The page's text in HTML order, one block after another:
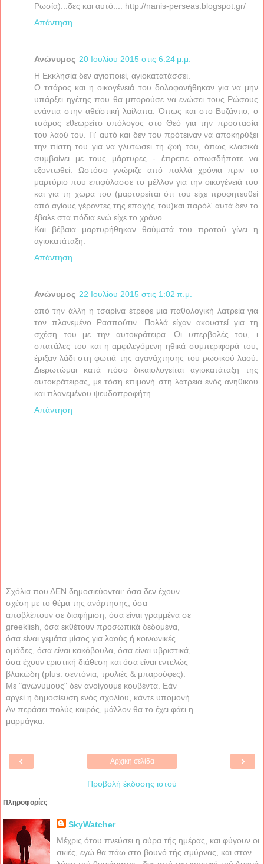
Ρωσία)...δες και αυτό.... http://nanis-perseas.blogspot.gr/
Απάντηση
Ανώνυμος 20 Ιουλίου 2015 στις 6:24 μ.μ.
Η Εκκλησία δεν αγιοποιεί, αγιοκατατάσσει.
Ο τσάρος και η οικογένειά του δολοφονήθηκαν για να μην
υπάρξει ηγέτης που θα μπορούσε να ενώσει τους Ρώσους
ενάντια στην αθεϊστική λαίλαπα. Όπως και στο Βυζάντιο, ο
τσάρος εθεωρείτο υπόλογος στο Θεό για την προστασία
του λαού του. Γι' αυτό και δεν του πρότειναν να αποκηρύξει
την πίστη του για να γλυτώσει τη ζωή του, όπως κλασικά
συμβαίνει με τους μάρτυρες - έπρεπε οπωσδήποτε να
εξοντωθεί. Ωστόσο γνώριζε από πολλά χρόνια πριν το
μαρτύριο που επιφύλασσε το μέλλον για την οικογένειά του
και για τη χώρα του (μαρτυρείται ότι του είχε προφητευθεί
από αγίους γέροντες της εποχής του)και παρόλ' αυτά δεν το
έβαλε στα πόδια ενώ είχε το χρόνο.
Και βέβαια μαρτυρήθηκαν θαύματά του προτού γίνει η
αγιοκατάταξη.
Απάντηση
Ανώνυμος 22 Ιουλίου 2015 στις 1:02 π.μ.
από την άλλη η τσαρίνα έτρεφε μια παθολογική λατρεία για
τον πλανεμένο Ρασπούτιν. Πολλά είχαν ακουστεί για τη
σχέση του με την αυτοκράτειρα. Οι υπερβολές του, ι
σπατάλες του και η αμφιλεγόμενη ηθικά συμπεριφορά του,
έριξαν λάδι στη φωτιά της αγανάχτησης του ρωσικού λαού.
Διερωτώμαι κατά πόσο δικαιολογείται αγιοκατάταξη της
αυτοκράτειρας, με τόση επιμονή στη λατρεια ενός ανηθικου
και πλανεμένου ψευδοπροφήτη.
Απάντηση
Σχόλια που ΔΕΝ δημοσιεύονται: όσα δεν έχουν
σχέση με το θέμα της ανάρτησης, όσα
αποβλέπουν σε διαφήμιση, όσα είναι γραμμένα σε
greeklish, όσα εκθέτουν προσωπικά δεδομένα,
όσα είναι γεμάτα μίσος για λαούς ή κοινωνικές
ομάδες, όσα είναι κακόβουλα, όσα είναι υβριστικά,
όσα έχουν εριστική διάθεση και όσα είναι εντελώς
βλακώδη (plus: σεντόνια, τρολιές & μπαρούφες).
Με "ανώνυμους" δεν ανοίγουμε κουβέντα. Εάν
αργεί η δημοσίευση ενός σχολίου, κάντε υπομονή.
Αν περάσει πολύς καιρός, μάλλον θα το έχει φάει η
μαρμάγκα.
‹ ›
Αρχική σελίδα
Προβολή έκδοσης ιστού
Πληροφορίες
SkyWatcher
Μέχρις ότου πνεύσει η αύρα τής ημέρας, και φύγουν οι
σκιές, εγώ θα πάω στο βουνό τής σμύρνας, και στον